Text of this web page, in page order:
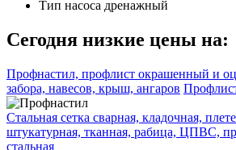
Тип насоса дренажный
Сегодня низкие цены на:
Профнастил, профлист окрашенный и
забора, навесов, крыш, ангаров
Стальная сетка сварная, кладочная,
штукатурная, тканная, рабица, ЦПВС,
стальная